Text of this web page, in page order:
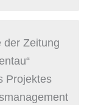
der Zeitung
Projektes